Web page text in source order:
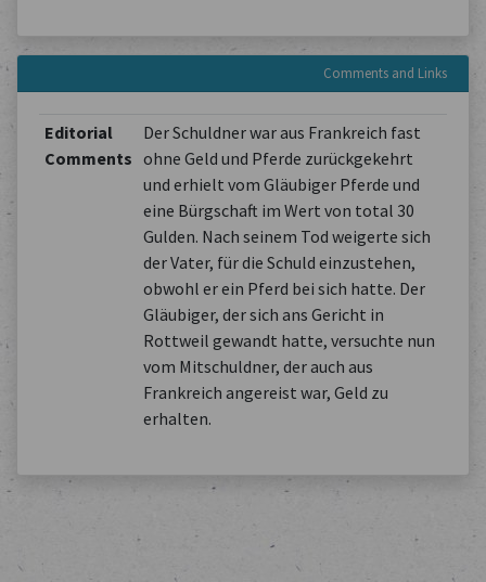
Comments and Links
Editorial
Comments
Der Schuldner war aus Frankreich fast
ohne Geld und Pferde zurückgekehrt
und erhielt vom Gläubiger Pferde und
eine Bürgschaft im Wert von total 30
Gulden. Nach seinem Tod weigerte sich
der Vater, für die Schuld einzustehen,
obwohl er ein Pferd bei sich hatte. Der
Gläubiger, der sich ans Gericht in
Rottweil gewandt hatte, versuchte nun
vom Mitschuldner, der auch aus
Frankreich angereist war, Geld zu
erhalten.